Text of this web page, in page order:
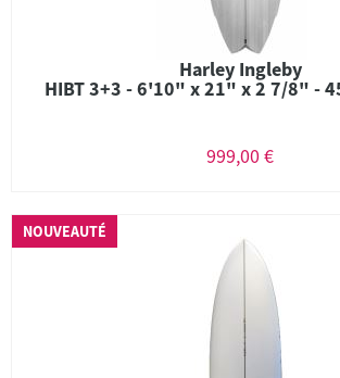
Harley Ingleby
HIBT 3+3 - 6'10" x 21" x 2 7/8" -
999,00 €
NOUVEAUTÉ